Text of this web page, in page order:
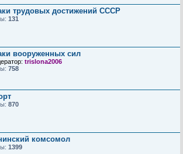
трудовых достижений CCCP
131
вооруженных сил
trislona2006
758
870
комсомол
1399